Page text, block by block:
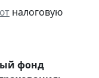
налоговую
фонд